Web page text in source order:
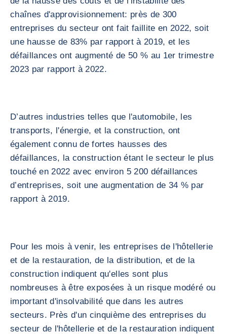
chaînes d'approvisionnement: près de 300
entreprises du secteur ont fait faillite en 2022, soit
une hausse de 83% par rapport à 2019, et les
défaillances ont augmenté de 50 % au 1er trimestre
2023 par rapport à 2022.
D’autres industries telles que l'automobile, les
transports, l'énergie, et la construction, ont
également connu de fortes hausses des
défaillances, la construction étant le secteur le plus
touché en 2022 avec environ 5 200 défaillances
d’entreprises, soit une augmentation de 34 % par
rapport à 2019.
Pour les mois à venir, les entreprises de l'hôtellerie
et de la restauration, de la distribution, et de la
construction indiquent qu'elles sont plus
nombreuses à être exposées à un risque modéré ou
important d'insolvabilité que dans les autres
secteurs. Près d'un cinquième des entreprises du
secteur de l'hôtellerie et de la restauration indiquent